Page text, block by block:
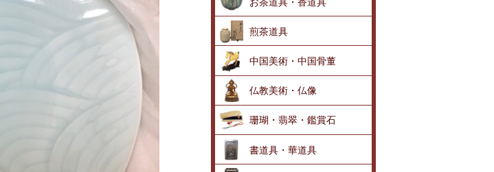
煎茶道具
中国美術・中国骨董
仏教美術・仏像
珊瑚・翡翠・鑑賞石
書道具・華道具